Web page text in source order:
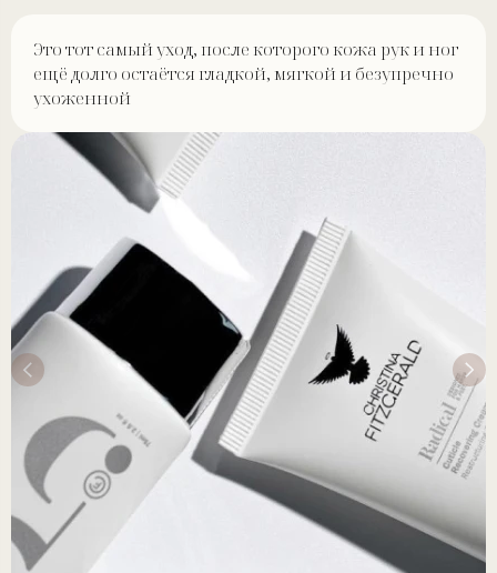
Это тот самый уход, после которого кожа рук и ног
ещё долго остаётся гладкой, мягкой и безупречно
ухоженной